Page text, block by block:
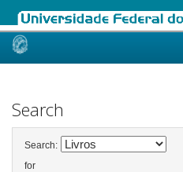
Skip
Search
Search:
for